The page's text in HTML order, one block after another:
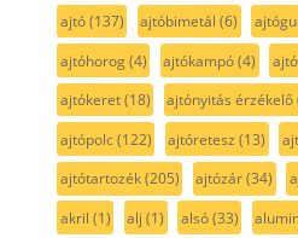
ajtó(137) ajtóbimetál (6)
ajtóhorog(4) ajtókampó(4)
ajtókeret(18) ajtónyitás érzékelő
ajtópolc(122) ajtóretesz (13)
ajtótartozék(205) ajtózár(34)
akril (1) alj (1) alsó(33)